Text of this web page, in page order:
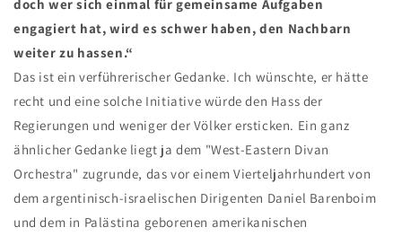
doch wer sich einmal für gemeinsame Aufgaben
engagiert hat, wird es schwer haben, den Nachbarn
weiter zu hassen.“
Das ist ein verführerischer Gedanke. Ich wünschte, er hätte
recht und eine solche Initiative würde den Hass der
Regierungen und weniger der Völker ersticken. Ein ganz
ähnlicher Gedanke liegt ja dem "West-Eastern Divan
Orchestra" zugrunde, das vor einem Vierteljahrhundert von
dem argentinisch-israelischen Dirigenten Daniel Barenboim
und dem in Palästina geborenen amerikanischen